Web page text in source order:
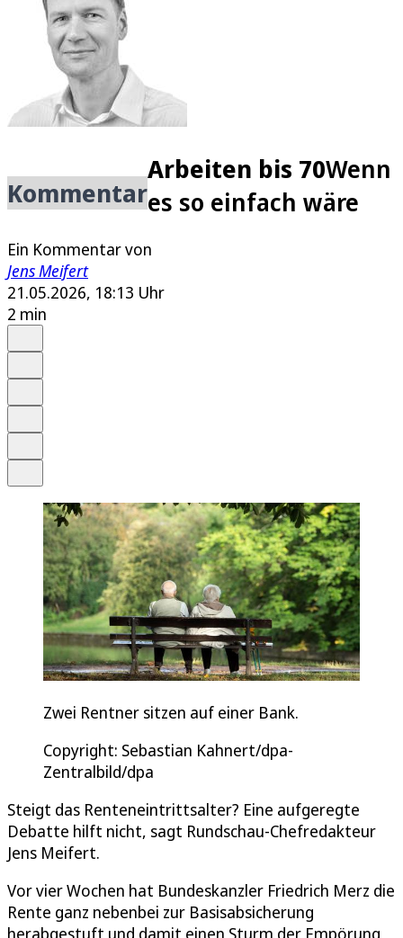
Kommentar
Arbeiten bis 70Wenn
es so einfach wäre
Ein Kommentar von
Jens Meifert
21.05.2026, 18:13 Uhr
2 min
Zwei Rentner sitzen auf einer Bank.
Copyright: Sebastian Kahnert/dpa-
Zentralbild/dpa
Steigt das Renteneintrittsalter? Eine aufgeregte
Debatte hilft nicht, sagt Rundschau-Chefredakteur
Jens Meifert.
Vor vier Wochen hat Bundeskanzler Friedrich Merz die
Rente ganz nebenbei zur Basisabsicherung